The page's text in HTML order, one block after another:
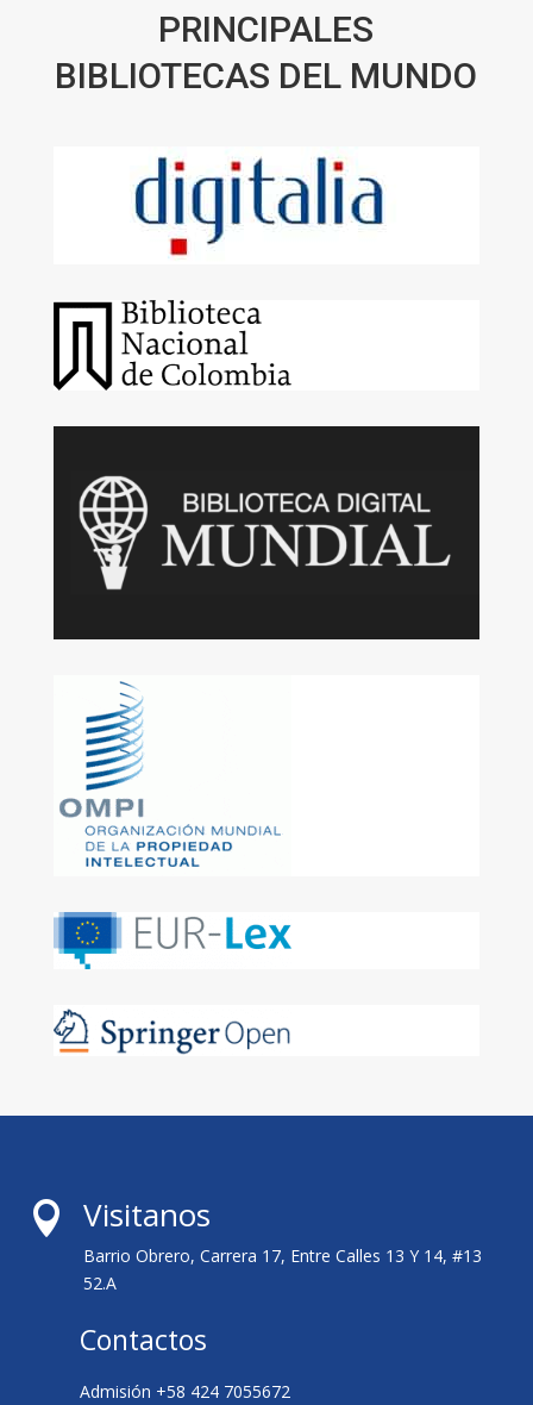
PRINCIPALES
BIBLIOTECAS DEL MUNDO
 Visitanos
Barrio Obrero, Carrera 17, Entre Calles 13 Y 14, #13
52.A
Contactos
Admisión +58 424 7055672